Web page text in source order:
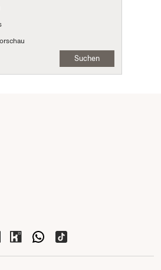
Suchen